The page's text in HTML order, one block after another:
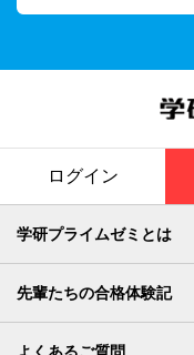
ログイン
学研プライムゼミとは
先輩たちの合格体験記